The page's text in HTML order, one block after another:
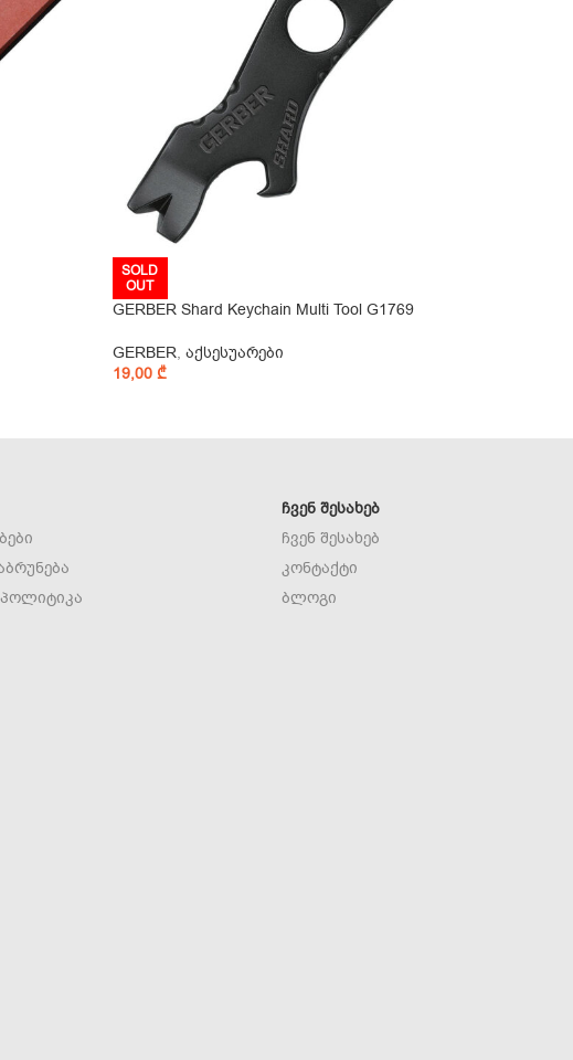
SOLD
OUT
GERBER Shard Keychain Multi Tool G1769
GERBER, აქსესუარები
19,00 ₾
ᲩᲕᲔᲜ ᲨᲔᲡᲐᲮᲔᲑ
ჩვენ შესახებ
კონტაქტი
ბლოგი